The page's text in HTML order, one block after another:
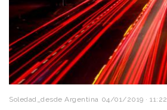
Soledad_desde Argentina 04/01/2019 · 11:22